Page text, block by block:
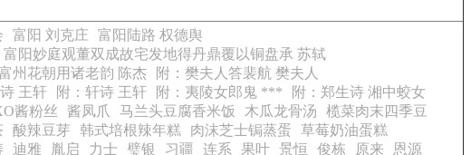
富阳 刘克庄
富阳陆路 权德舆
富阳妙庭观董双成故宅发地得丹鼎覆以铜盘承 苏轼
州花朝用诸老韵 陈杰
附：樊夫人答裴航 樊夫人
王轩 附：轩诗 王轩 附：夷陵女郎鬼 ***
附：郑生诗 湘中蛟女
酱粉丝 酱凤爪 马兰头豆腐香米饭 木瓜龙骨汤
榄菜肉末四季豆
酸辣豆芽 韩式培根辣年糕 肉沫芝士锔蒸蛋
草莓奶油蛋糕
迪雅 胤启 力士 璧银 习疆 连系 果叶 景恒 俊栋 原来
恩源